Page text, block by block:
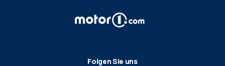
Folgen Sie uns